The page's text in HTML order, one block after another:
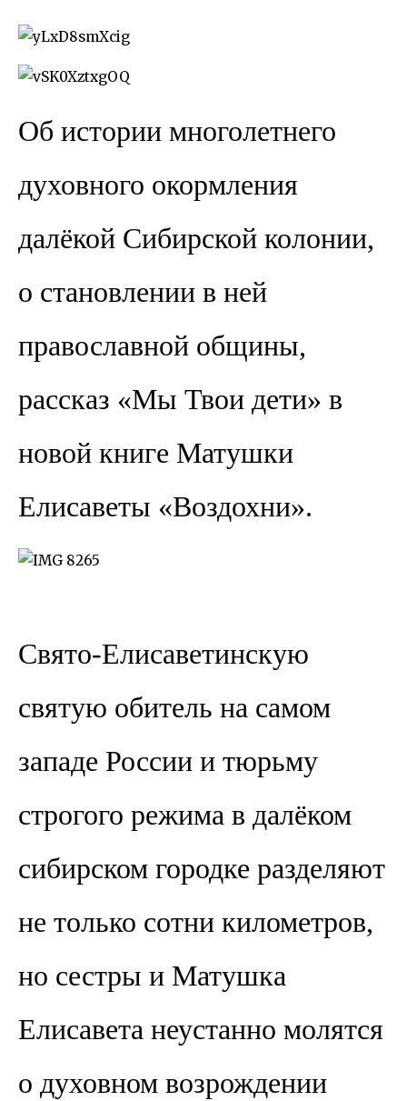
Об истории многолетнего
духовного окормления
далёкой Сибирской колонии,
о становлении в ней
православной общины,
рассказ «Мы Твои дети» в
новой книге Матушки
Елисаветы «Воздохни».
Свято-Елисаветинскую
святую обитель на самом
западе России и тюрьму
строгого режима в далёком
сибирском городке разделяют
не только сотни километров,
но сестры и Матушка
Елисавета неустанно молятся
о духовном возрождении